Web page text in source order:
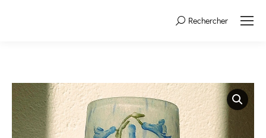
Search:Rechercher